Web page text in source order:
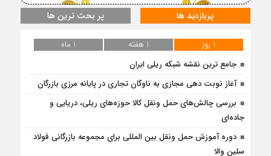
پربازدید ها پر بحث ترین ها
1 روز 1 هفته
1 ماه
جامع ترین نقشه شبکه ریلی ایران
آغاز نوبت دهی مجازی به ناوگان تجاری در پایانه مرزی بازرگان
بررسی چالش‌های حمل ونقل کالا حوزه‌های ریلی، دریایی و
جاده‌ای
دوره آموزش حمل ونقل بین المللی برای مجموعه بازرگانی فولاد
سلین والا